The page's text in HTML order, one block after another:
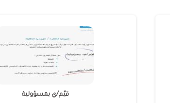
قيّم/ي بمسؤولية